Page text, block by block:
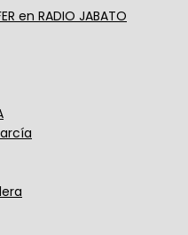
en RADIO JABATO